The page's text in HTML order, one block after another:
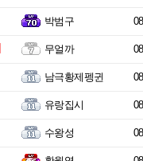
박범구
무얼까
남극황제펭귄
유랑집시
수왕성